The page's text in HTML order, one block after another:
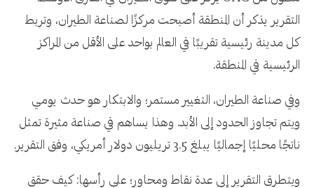
التقرير يذكر أن المنطقة أصبحت مركزًا لصناعة الطيران، وتربط
كل مدينة رئيسية تقريبًا في العالم بواحد على الأقل من المراكز
الرئيسية في المنطقة.
وفي صناعة الطيران، التغيير مستمر؛ والابتكار هو حدث يومي
ويتم تجاوز الحدود إلى الأبد. وهذا يساهم في صناعة مثيرة تمثل
ناتجًا محليًا إجماليًا يبلغ 3.5 تريليون دولار أمريكي، وفق التقرير.
ويتطرق التقرير إلى عدة نقاط ومحاور؛ على رأسها: كيف حقق